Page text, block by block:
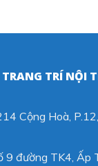
TRÍ NỘI
Cộng Hoà, P.12,
9 đường TK4, Ấp